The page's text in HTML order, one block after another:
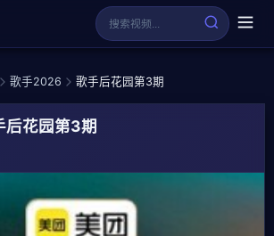
歌手2026 歌手后花园第3期
后花园第3期